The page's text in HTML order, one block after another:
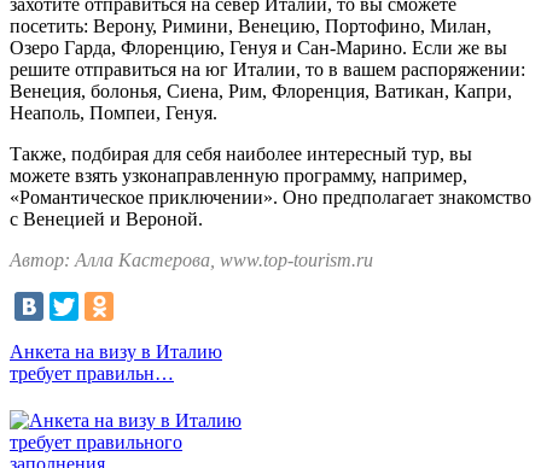
захотите отправиться на север Италии, то вы сможете
посетить: Верону, Римини, Венецию, Портофино, Милан,
Озеро Гарда, Флоренцию, Генуя и Сан-Марино. Если же вы
решите отправиться на юг Италии, то в вашем распоряжении:
Венеция, болонья, Сиена, Рим, Флоренция, Ватикан, Капри,
Неаполь, Помпеи, Генуя.
Также, подбирая для себя наиболее интересный тур, вы
можете взять узконаправленную программу, например,
«Романтическое приключении». Оно предполагает знакомство
с Венецией и Вероной.
Автор: Алла Кастерова, www.top-tourism.ru
Анкета на визу в Италию
требует правильн…